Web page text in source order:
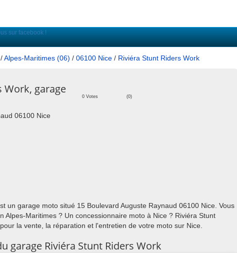
/Alpes-Maritimes (06) / 06100 Nice / Riviéra Stunt Riders Work
Work, garage
0 Votes (0)
06100 Nice
un garage moto situé 15 Boulevard Auguste Raynaud 06100 Nice. Vous
Alpes-Maritimes ? Un concessionnaire moto à Nice ? Riviéra Stunt
la vente, la réparation et l'entretien de votre moto sur Nice.
garage Riviéra Stunt Riders Work